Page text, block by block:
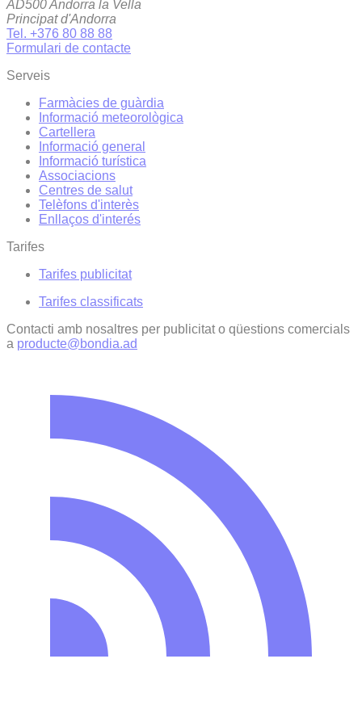
AD500 Andorra la Vella
Principat d'Andorra
Tel. +376 80 88 88
Formulari de contacte
Serveis
Farmàcies de guàrdia
Informació meteorològica
Cartellera
Informació general
Informació turística
Associacions
Centres de salut
Telèfons d'interès
Enllaços d'interés
Tarifes
Tarifes publicitat
Tarifes classificats
Contacti amb nosaltres per publicitat o qüestions comercials
a producte@bondia.ad